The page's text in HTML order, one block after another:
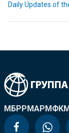
Daily Updates of
МБРРМАРМФК